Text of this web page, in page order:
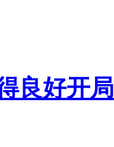
良好开局